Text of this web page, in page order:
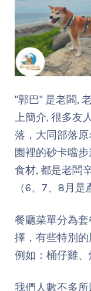
"郭巴" 是老闆,
上簡介, 很多友
落，大同部落
園裡的砂卡噹
食材, 都是老闆
（6、7、8月
餐廳菜單分為
擇，有些特別的
例如：桶仔雞、
我們人數不多